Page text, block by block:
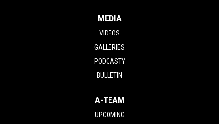
MEDIA
VIDEOS
GALLERIES
PODCASTY
BULLETIN
A-TEAM
UPCOMING